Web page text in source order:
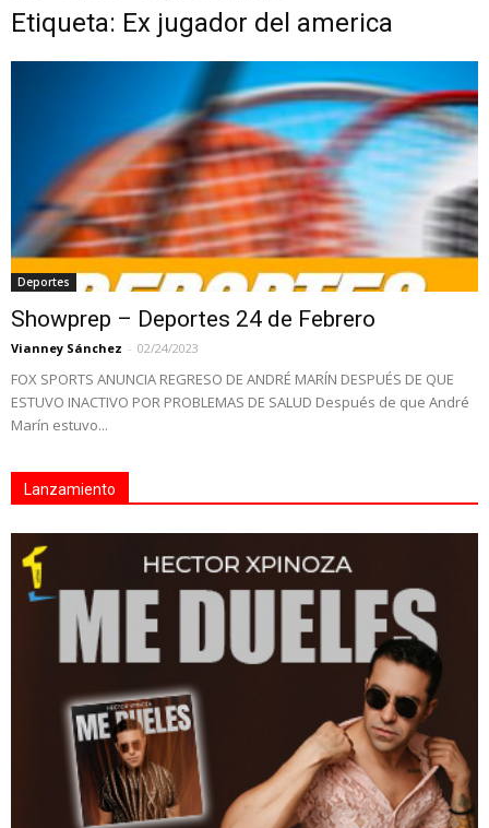
Etiqueta: Ex jugador del america
Deportes
Showprep – Deportes 24 de Febrero
Vianney Sánchez - 02/24/2023
FOX SPORTS ANUNCIA REGRESO DE ANDRÉ MARÍN DESPUÉS DE QUE
ESTUVO INACTIVO POR PROBLEMAS DE SALUD Después de que André
Marín estuvo...
Lanzamiento